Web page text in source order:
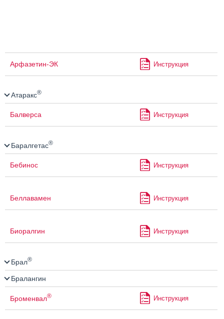
Арфазетин-ЭК Инструкция
Атаракс®
Балверса Инструкция
Баралгетас®
Бебинос Инструкция
Беллавамен Инструкция
Биоралгин Инструкция
Брал®
Бралангин
Броменвал® Инструкция